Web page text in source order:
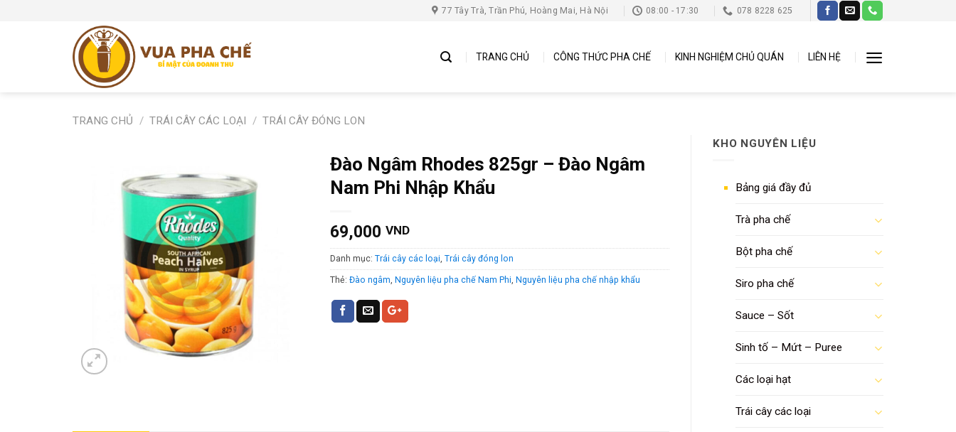
77 Tây Trà, Trần Phú, Hoàng Mai, Hà Nội 08:00 - 17:30 078 8228 625
TRANG CHỦ CÔNG THỨC PHA CHẾ KINH NGHIỆM CHỦ QUÁN LIÊN HỆ
TRANG CHỦ / TRÁI CÂY CÁC LOẠI / TRÁI CÂY ĐÓNG LON
KHO NGUYÊN LIỆU
Bảng giá đầy đủ
Trà pha chế
Bột pha chế
Siro pha chế
Sauce – Sốt
Sinh tố – Mứt – Puree
Các loại hạt
Trái cây các loại
Đào Ngâm Rhodes 825gr – Đào Ngâm
Nam Phi Nhập Khẩu
69,000VND
Danh mục:Trái cây các loại,Trái cây đóng lon
Thẻ:Đào ngâm, Nguyên liệu pha chế Nam Phi, Nguyên liệu pha chế nhập khẩu